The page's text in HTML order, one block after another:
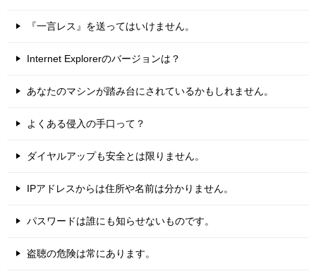
『一言レス』を送ってはいけません。
Internet Explorerのバージョンは？
あなたのマシンが踏み台にされているかもしれません。
よくある侵入の手口って？
ダイヤルアップも安全とは限りません。
IPアドレスからは住所や名前は分かりません。
パスワードは誰にも知らせないものです。
盗聴の危険は常にあります。